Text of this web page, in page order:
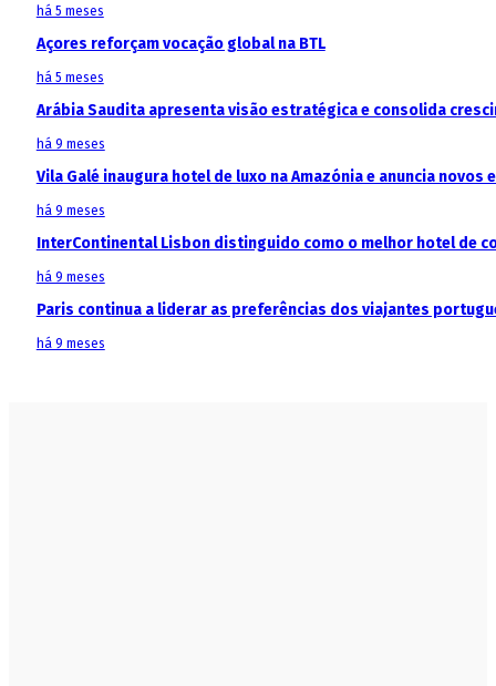
há 5 meses
Açores reforçam vocação global na BTL
há 5 meses
Arábia Saudita apresenta visão estratégica e consolida
há 9 meses
Vila Galé inaugura hotel de luxo na Amazónia e anuncia
há 9 meses
InterContinental Lisbon distinguido como o melhor hotel de
há 9 meses
Paris continua a liderar as preferências dos viajantes
há 9 meses